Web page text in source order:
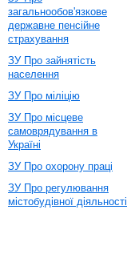
загальнообов'язкове
державне пенсійне
страхування
ЗУ Про зайнятість
населення
ЗУ Про міліцію
ЗУ Про місцеве
самоврядування в
Україні
ЗУ Про охорону праці
ЗУ Про регулювання
містобудівної діяльності